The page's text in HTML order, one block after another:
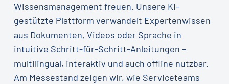
Wissensmanagement freuen. Unsere KI-
gestützte Plattform verwandelt Expertenwissen
aus Dokumenten, Videos oder Sprache in
intuitive Schritt-für-Schritt-Anleitungen –
multilingual, interaktiv und auch offline nutzbar.
Am Messestand zeigen wir, wie Serviceteams